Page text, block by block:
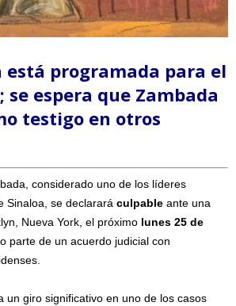
está programada para el
se espera que Zambada
testigo en otros
considerado uno de los líderes
Sinaloa, se declarará culpable ante una
Nueva York, el próximo lunes 25 de
parte de un acuerdo judicial con
un giro significativo en uno de los casos